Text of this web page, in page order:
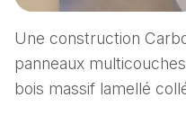
Une construction
panneaux
bois massif lamellé